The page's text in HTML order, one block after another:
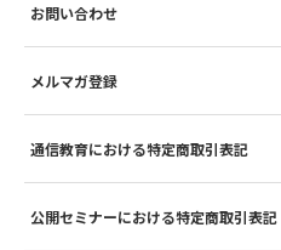
お問い合わせ
メルマガ登録
通信教育における特定商取引表記
公開セミナーにおける特定商取引表記